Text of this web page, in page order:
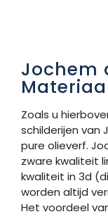
Jochem
Zoals u
schilderijen van
pure olieverf.
zware kwaliteit
kwaliteit in 3d
worden altijd
Het voordeel